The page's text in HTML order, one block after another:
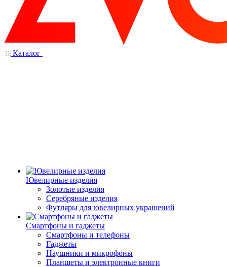
Каталог
Ювелирные изделия
Золотые изделия
Серебряные изделия
Футляры для ювелирных украшений
Смартфоны и гаджеты
Смартфоны и телефоны
Гаджеты
Наушники и микрофоны
Планшеты и электронные книги